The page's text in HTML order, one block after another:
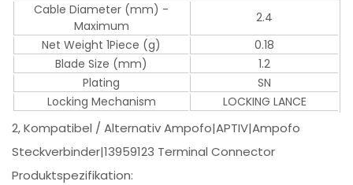
Cable Diameter (mm) -
Maximum
2.4
Net Weight 1Piece (g)
0.18
Blade Size (mm)
1.2
Plating
SN
Locking Mechanism
LOCKING LANCE
2, Kompatibel / Alternativ Ampofo|APTIV|Ampofo
Steckverbinder|13959123 Terminal Connector
Produktspezifikation: